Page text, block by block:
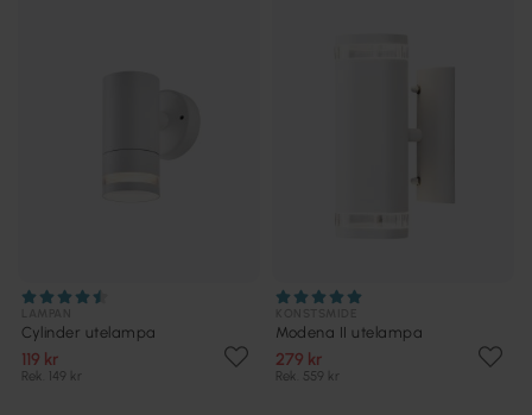
Cylinder utelampa
119 kr
Rek. 149 kr
Modena II utelampa
279 kr
Rek. 559 kr